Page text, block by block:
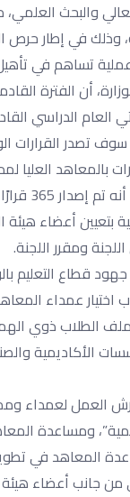
وذلك في إطار حرص
تساهم في
أن الفترة
الدراسي
سوف تصدر
بالمعاهد العليا
ومقرر اللجنة.
قطاع التعليم
اختيار عمداء
الطلاب ذوي
الأكاديمية
العمل لعمداء
ومساعدة
المعاهد في
جانب أعضاء